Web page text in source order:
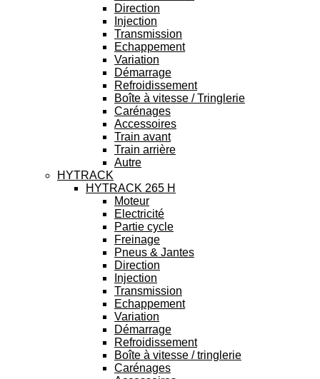
Direction
Injection
Transmission
Echappement
Variation
Démarrage
Refroidissement
Boîte à vitesse / Tringlerie
Carénages
Accessoires
Train avant
Train arrière
Autre
HYTRACK
HYTRACK 265 H
Moteur
Electricité
Partie cycle
Freinage
Pneus & Jantes
Direction
Injection
Transmission
Echappement
Variation
Démarrage
Refroidissement
Boîte à vitesse / tringlerie
Carénages